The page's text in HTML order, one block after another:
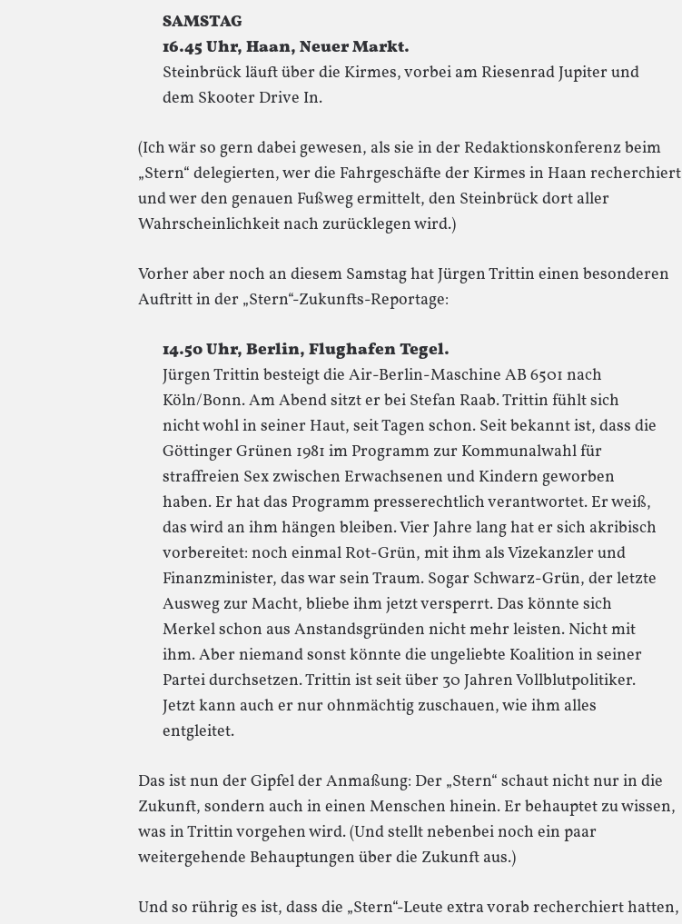
SAMSTAG
16.45 Uhr, Haan, Neuer Markt.
Steinbrück läuft über die Kirmes, vorbei am Riesenrad Jupiter und
dem Skooter Drive In.
(Ich wär so gern dabei gewesen, als sie in der Redaktionskonferenz beim
„Stern“ delegierten, wer die Fahrgeschäfte der Kirmes in Haan recherchiert
und wer den genauen Fußweg ermittelt, den Steinbrück dort aller
Wahrscheinlichkeit nach zurücklegen wird.)
Vorher aber noch an diesem Samstag hat Jürgen Trittin einen besonderen
Auftritt in der „Stern“-Zukunfts-Reportage:
14.50 Uhr, Berlin, Flughafen Tegel.
Jürgen Trittin besteigt die Air-Berlin-Maschine AB 6501 nach
Köln/Bonn. Am Abend sitzt er bei Stefan Raab. Trittin fühlt sich
nicht wohl in seiner Haut, seit Tagen schon. Seit bekannt ist, dass die
Göttinger Grünen 1981 im Programm zur Kommunalwahl für
straffreien Sex zwischen Erwachsenen und Kindern geworben
haben. Er hat das Programm presserechtlich verantwortet. Er weiß,
das wird an ihm hängen bleiben. Vier Jahre lang hat er sich akribisch
vorbereitet: noch einmal Rot-Grün, mit ihm als Vizekanzler und
Finanzminister, das war sein Traum. Sogar Schwarz-Grün, der letzte
Ausweg zur Macht, bliebe ihm jetzt versperrt. Das könnte sich
Merkel schon aus Anstandsgründen nicht mehr leisten. Nicht mit
ihm. Aber niemand sonst könnte die ungeliebte Koalition in seiner
Partei durchsetzen. Trittin ist seit über 30 Jahren Vollblutpolitiker.
Jetzt kann auch er nur ohnmächtig zuschauen, wie ihm alles
entgleitet.
Das ist nun der Gipfel der Anmaßung: Der „Stern“ schaut nicht nur in die
Zukunft, sondern auch in einen Menschen hinein. Er behauptet zu wissen,
was in Trittin vorgehen wird. (Und stellt nebenbei noch ein paar
weitergehende Behauptungen über die Zukunft aus.)
Und so rührig es ist, dass die „Stern“-Leute extra vorab recherchiert hatten,